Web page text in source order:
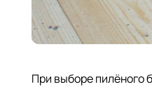
При выборе пилёного